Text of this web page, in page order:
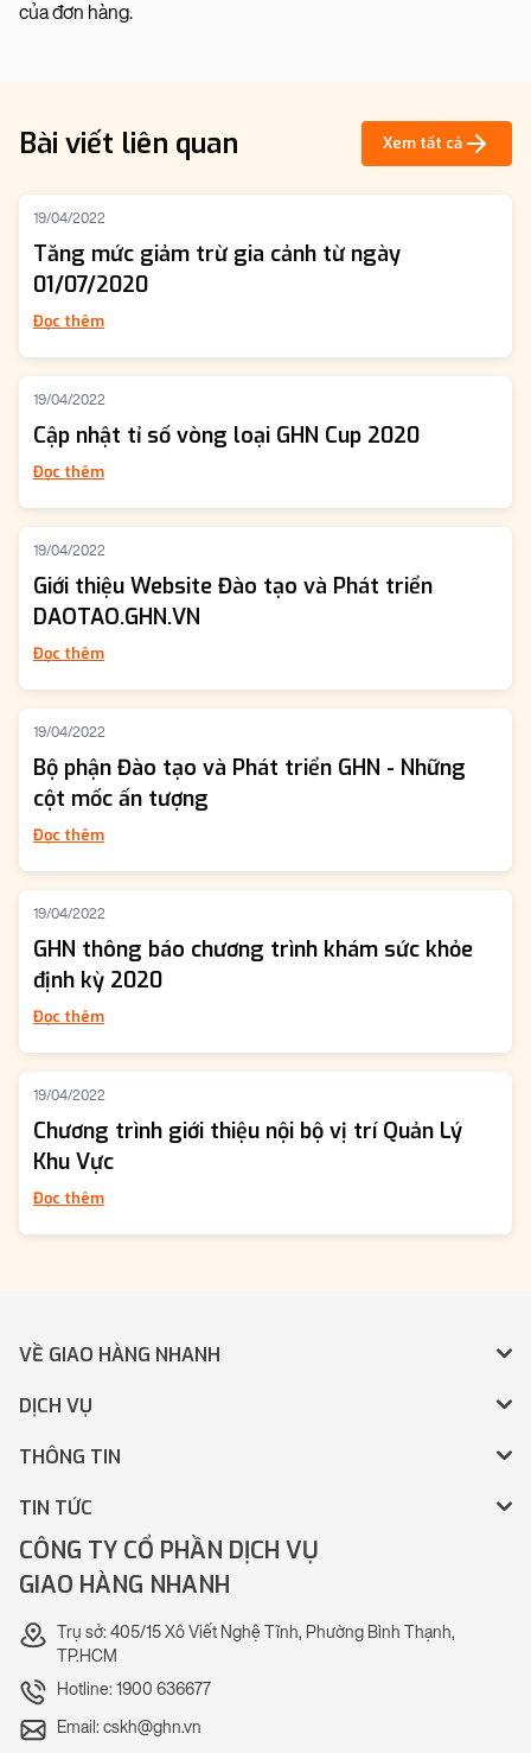
của đơn hàng.
Bài viết liên quan Xem tất cả
19/04/2022
Tăng mức giảm trừ gia cảnh từ ngày
01/07/2020
Đọc thêm
19/04/2022
Cập nhật tỉ số vòng loại GHN Cup 2020
Đọc thêm
19/04/2022
Giới thiệu Website Đào tạo và Phát triển
DAOTAO.GHN.VN
Đọc thêm
19/04/2022
Bộ phận Đào tạo và Phát triển GHN - Những
cột mốc ấn tượng
Đọc thêm
19/04/2022
GHN thông báo chương trình khám sức khỏe
định kỳ 2020
Đọc thêm
19/04/2022
Chương trình giới thiệu nội bộ vị trí Quản Lý
Khu Vực
Đọc thêm
VỀ GIAO HÀNG NHANH
DỊCH VỤ
THÔNG TIN
TIN TỨC
CÔNG TY CỔ PHẦN DỊCH VỤ
GIAO HÀNG NHANH
Trụ sở: 405/15 Xô Viết Nghệ Tĩnh, Phường Bình Thạnh,
TP.HCM
Hotline: 1900 636677
Email: cskh@ghn.vn